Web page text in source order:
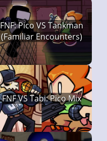
FNF: Pico VS Tankman
(Familiar Encounters)
FNF VS Tabi: Pico Mix